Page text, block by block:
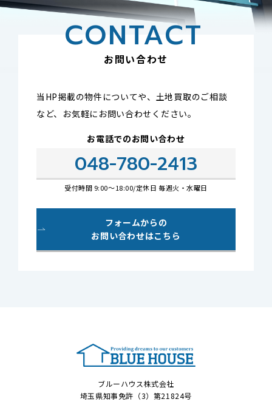
CONTACT
お問い合わせ
当HP掲載の物件についてや、土地買取のご相談
など、 お気軽にお問い合わせください。
お電話でのお問い合わせ
048-780-2413
受付時間 9:00～18:00/定休日 毎週火・水曜日
フォームからの
お問い合わせはこちら
ブルーハウス株式会社
埼玉県知事免許（3）第21824号